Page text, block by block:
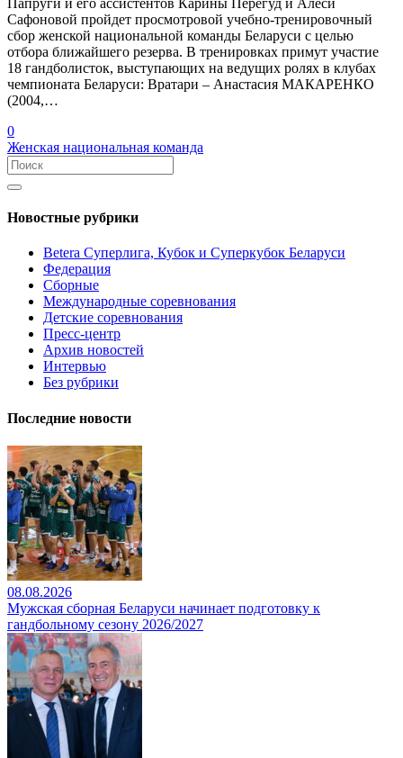
Сафоновой пройдет просмотровой учебно-тренировочный
сбор женской национальной команды Беларуси с целью
отбора ближайшего резерва. В тренировках примут участие
18 гандболисток, выступающих на ведущих ролях в клубах
чемпионата Беларуси: Вратари – Анастасия МАКАРЕНКО
(2004,…
0
Женская национальная команда
Новостные рубрики
Betera Суперлига, Кубок и Суперкубок Беларуси
Федерация
Сборные
Международные соревнования
Детские соревнования
Пресс-центр
Архив новостей
Интервью
Без рубрики
Последние новости
08.08.2026
Мужская сборная Беларуси начинает подготовку к
гандбольному сезону 2026/2027